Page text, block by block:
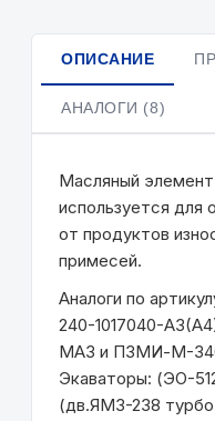
ОПИСАНИЕ
АНАЛОГИ (8)
Масляный элемент
используется для
от продуктов
примесей.
Аналоги по
240-1017040-
МАЗ и ПЗМИ-М-
Экаваторы: (ЭО-
(дв.ЯМЗ-238